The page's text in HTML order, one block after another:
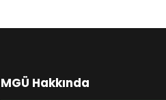
MGÜ Hakkında